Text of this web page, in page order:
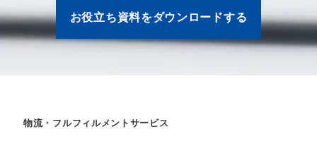
お役立ち資料をダウンロードする
物流・フルフィルメントサービス